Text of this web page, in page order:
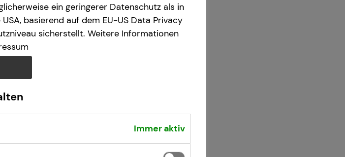
ein geringerer Datenschutz als in
basierend auf dem EU-US Data Privacy
sicherstellt. Weitere Informationen
Immer aktiv